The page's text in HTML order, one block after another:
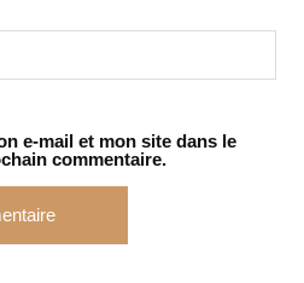
e-mail et mon site dans le
commentaire.